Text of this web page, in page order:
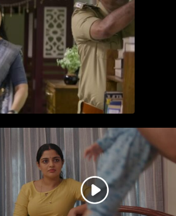
തിയേറ്ററിൽ വൻ വിജയമായി
മുന്നേറിയ ഗുരുവായൂർ
അംബലനടയിൽ… വീഡിയോ
സോങ്ങ്..